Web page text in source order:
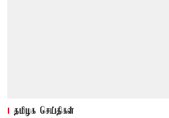
தமிழக செய்திகள்